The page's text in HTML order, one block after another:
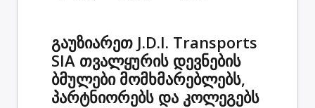
გაუზიარეთ J.D.I. Transports
SIA თვალყურის დევნების
ბმულები მომხმარებლებს,
პარტნიორებს და კოლეგებს